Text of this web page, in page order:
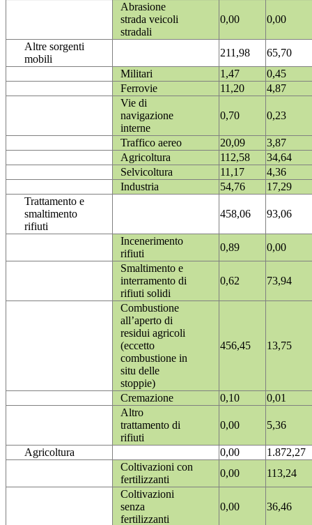
Abrasione
strada veicoli
stradali
0,00 0,00
Altre sorgenti
mobili
211,98
65,70
Militari
1,47
0,45
Ferrovie
11,20
4,87
Vie di
navigazione
interne
0,70 0,23
Traffico aereo 20,09
3,87
Agricoltura
112,58
34,64
Selvicoltura
11,17
4,36
Industria
54,76
17,29
Trattamento e
smaltimento
rifiuti
458,06 93,06
Incenerimento
rifiuti
0,89
0,00
Smaltimento e
interramento di
rifiuti solidi
0,62 73,94
Combustione
all’aperto di
residui agricoli
(eccetto
combustione in
situ delle
stoppie)
456,45 13,75
Cremazione 0,10
0,01
Altro
trattamento di
rifiuti
0,00 5,36
Agricoltura 0,00
1.872,27
Coltivazioni con
fertilizzanti
0,00
113,24
Coltivazioni
senza
fertilizzanti
0,00 36,46